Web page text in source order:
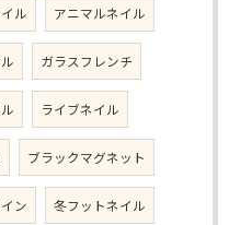
ル アニマルネイル
ガラスフレンチ
ライブネイル
ブラックマグネット
ン 冬フットネイル